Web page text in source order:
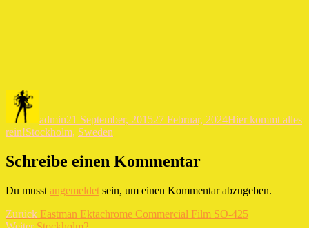
admin21 September, 201527 Februar, 2024Hier kommt alles
rein!Schlagwörter
Stockholm, Sweden
Schreibe einen Kommentar
Du musst angemeldet sein, um einen Kommentar abzugeben.
Beitragsnavigation
Zurück Vorheriger
Beitrag:
Eastman Ektachrome Commercial Film SO-425
Nächster